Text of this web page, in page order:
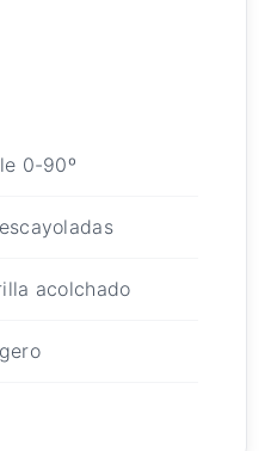
0-90º
acolchado